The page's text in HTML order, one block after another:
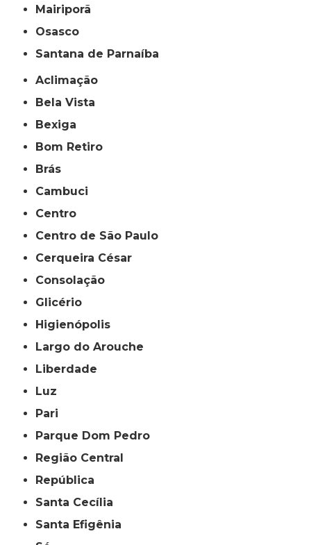
Mairiporã
Osasco
Santana de Parnaíba
Aclimação
Bela Vista
Bexiga
Bom Retiro
Brás
Cambuci
Centro
Centro de São Paulo
Cerqueira César
Consolação
Glicério
Higienópolis
Largo do Arouche
Liberdade
Luz
Pari
Parque Dom Pedro
Região Central
República
Santa Cecília
Santa Efigênia